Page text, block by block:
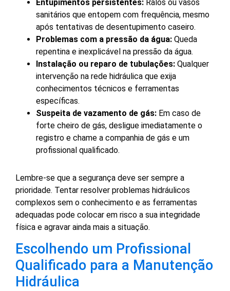
Entupimentos persistentes: Ralos ou vasos
sanitários que entopem com frequência, mesmo
após tentativas de desentupimento caseiro.
Problemas com a pressão da água: Queda
repentina e inexplicável na pressão da água.
Instalação ou reparo de tubulações: Qualquer
intervenção na rede hidráulica que exija
conhecimentos técnicos e ferramentas
específicas.
Suspeita de vazamento de gás: Em caso de
forte cheiro de gás, desligue imediatamente o
registro e chame a companhia de gás e um
profissional qualificado.
Lembre-se que a segurança deve ser sempre a
prioridade. Tentar resolver problemas hidráulicos
complexos sem o conhecimento e as ferramentas
adequadas pode colocar em risco a sua integridade
física e agravar ainda mais a situação.
Escolhendo um Profissional
Qualificado para a Manutenção
Hidráulica